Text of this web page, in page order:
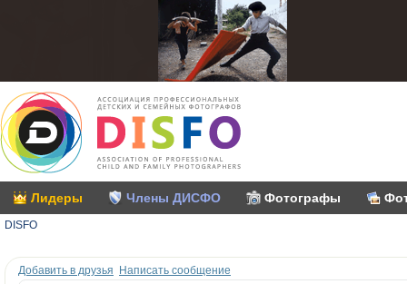
Лидеры Члены ДИСФО Фотографы
DISFO
Добавить в друзья Написать сообщение